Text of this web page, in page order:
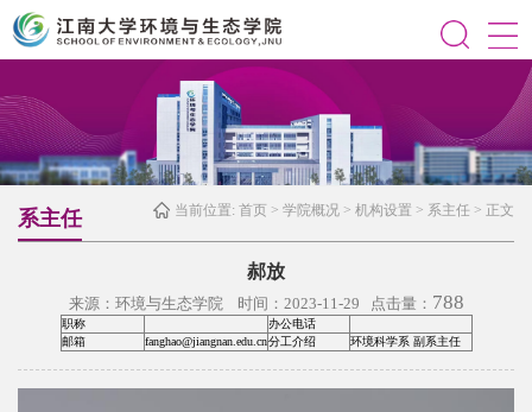
当前位置: 首页 > 学院概况 > 机构设置 > 系主任 > 正文
系主任
郝放
来源：环境与生态学院 时间：2023-11-29 点击量： 788
职称
办公电话
邮箱
fanghao@jiangnan.edu.cn分工介绍 环境科学系 副系主任